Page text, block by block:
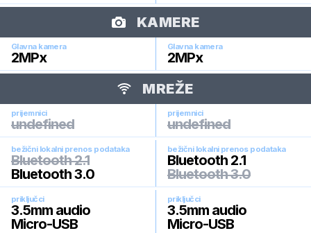
KAMERE
Glavna kamera
2MPx
Glavna kamera
2MPx
MREŽE
prijemnici
undefined
prijemnici
undefined
bežični lokalni prenos podataka
Bluetooth 2.1
Bluetooth 3.0
bežični lokalni prenos podataka
Bluetooth 2.1
Bluetooth 3.0
priključci
3.5mm audio
Micro-USB
priključci
3.5mm audio
Micro-USB